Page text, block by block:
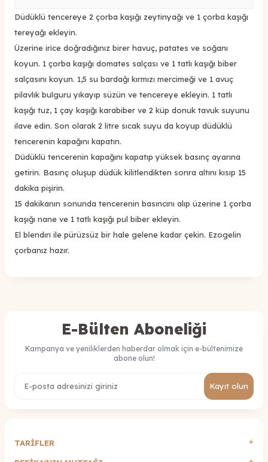
Düdüklü tencereye 2 çorba kaşığı zeytinyağı ve 1 çorba kaşığı
tereyağı ekleyin.
Üzerine irice doğradığınız birer havuç, patates ve soğanı
koyun. 1 çorba kaşığı domates salçası ve 1 tatlı kaşığı biber
salçasını koyun. 1,5 su bardağı kırmızı mercimeği ve 1 avuç
pilavlık bulguru yıkayıp süzün ve tencereye ekleyin. 1 tatlı
kaşığı tuz, 1 çay kaşığı karabiber ve 2 küp donuk tavuk suyunu
ilave edin. Son olarak 2 litre sıcak suyu da koyup düdüklü
tencerenin kapağını kapatın.
Düdüklü tencerenin kapağını kapatıp yüksek basınç ayarına
getirin. Basınç oluşup düdük kilitlendikten sonra altını kısıp 15
dakika pişirin.
15 dakikanın sonunda tencerenin basıncını alıp üzerine 1 çorba
kaşığı nane ve 1 tatlı kaşığı pul biber ekleyin.
El blendırı ile pürüzsüz bir hale gelene kadar çekin. Ezogelin
çorbanız hazır.
E-Bülten Aboneliği
Kampanya ve yeniliklerden haberdar olmak için e-bültenimize
abone olun!
Kayıt olun
TARİFLER